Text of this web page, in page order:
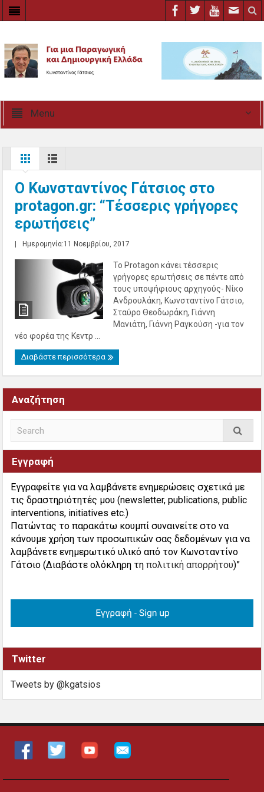
Menu
Ο Κωνσταντίνος Γάτσιος στο
protagon.gr: “Τέσσερις γρήγορες
ερωτήσεις”
Ημερομηνία:11 Νοεμβρίου, 2017
Το Protagon κάνει τέσσερις
γρήγορες ερωτήσεις σε πέντε από
τους υποψήφιους αρχηγούς- Νίκο
Ανδρουλάκη, Κωνσταντίνο Γάτσιο,
Σταύρο Θεοδωράκη, Γιάννη
Μανιάτη, Γιάννη Ραγκούση -για τον
νέο φορέα της Κεντρ ...
Διαβάστε περισσότερα
Αναζήτηση
Εγγραφή
Εγγραφείτε για να λαμβάνετε ενημερώσεις σχετικά με
τις δραστηριότητές μου (newsletter, publications, public
interventions, initiatives etc.)
Πατώντας το παρακάτω κουμπί συναινείτε στο να
κάνουμε χρήση των προσωπικών σας δεδομένων για να
λαμβάνετε ενημερωτικό υλικό από τον Κωνσταντίνο
Γάτσιο (Διαβάστε ολόκληρη τηπολιτική απορρήτου)”
Twitter
Tweets by @kgatsios